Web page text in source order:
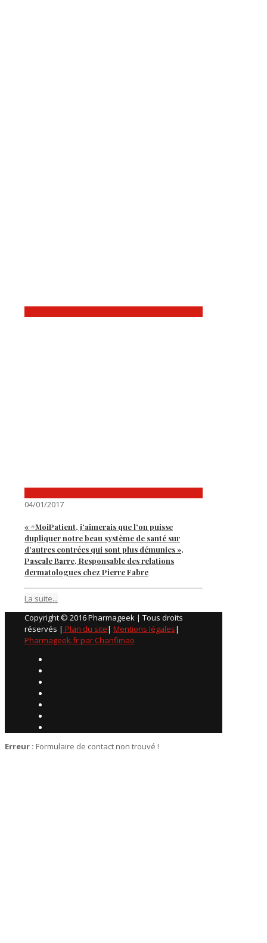
04/01/2017
« #MoiPatient, j’aimerais que l’on puisse
dupliquer notre beau système de santé sur
d’autres contrées qui sont plus démunies »,
Pascale Barre, Responsable des relations
dermatologues chez Pierre Fabre
La suite...
Copyright © 2016 Pharmageek | Tous droits
réservés | Plan du site| Mentions légales|
Pharmageek.fr par Chanfimao
Erreur : Formulaire de contact non trouvé !